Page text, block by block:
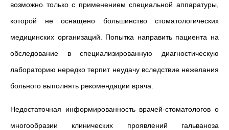
возможно только с применением специальной аппаратуры,
которой не оснащено большинство стоматологических
медицинских организаций. Попытка направить пациента на
обследование в специализированную диагностическую
лабораторию нередко терпит неудачу вследствие нежелания
больного выполнять рекомендации врача.
Недостаточная информированность врачей-стоматологов о
многообразии клинических проявлений гальваноза